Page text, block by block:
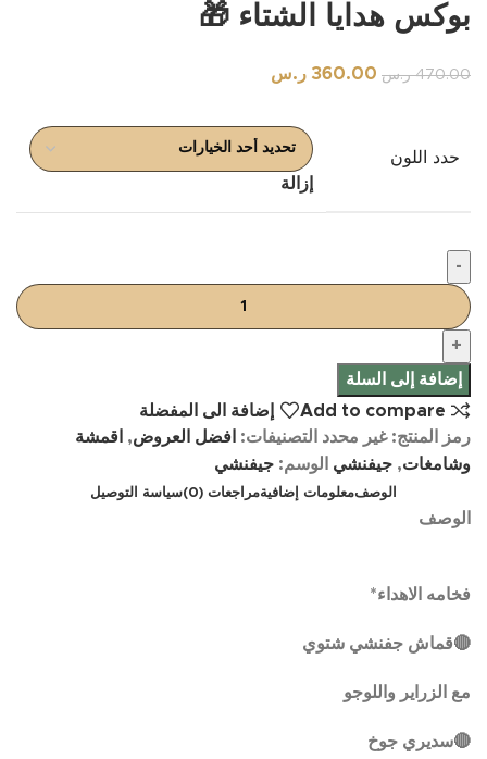
بوكس هدايا الشتاء 🎁
470.00 ر.س 360.00 ر.س
حدد اللون
إزالة
إضافة إلى السلة
Add to compare
إضافة الى المفضلة
رمز المنتج:غير محدد التصنيفات: افضل العروض, اقمشة
وشامغات, جيفنشي الوسم: جيفنشي
الوصفمعلومات إضافيةمراجعات (0) سياسة التوصيل
الوصف
فخامه الاهداء*
🔴قماش جفنشي شتوي
مع الزراير واللوجو
🔴سديري جوخ